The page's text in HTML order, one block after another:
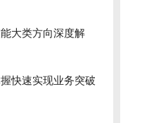
大类方向深度解
快速实现业务突破